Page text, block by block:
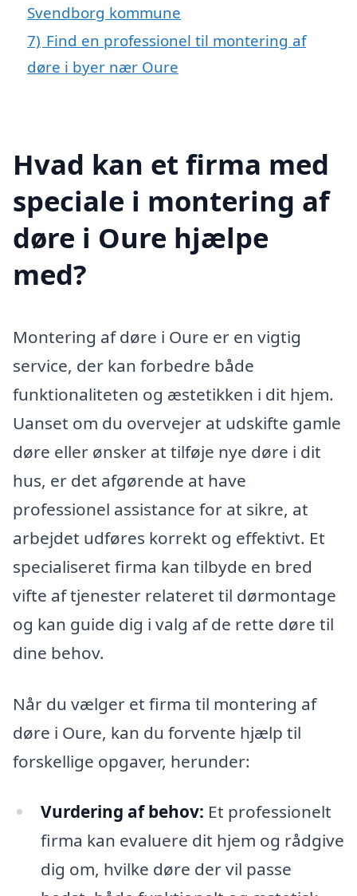
Svendborg kommune
7) Find en professionel til montering af
døre i byer nær Oure
Hvad kan et firma med
speciale i montering af
døre i Oure hjælpe
med?
Montering af døre i Oure er en vigtig
service, der kan forbedre både
funktionaliteten og æstetikken i dit hjem.
Uanset om du overvejer at udskifte gamle
døre eller ønsker at tilføje nye døre i dit
hus, er det afgørende at have
professionel assistance for at sikre, at
arbejdet udføres korrekt og effektivt. Et
specialiseret firma kan tilbyde en bred
vifte af tjenester relateret til dørmontage
og kan guide dig i valg af de rette døre til
dine behov.
Når du vælger et firma til montering af
døre i Oure, kan du forvente hjælp til
forskellige opgaver, herunder:
Vurdering af behov: Et professionelt
firma kan evaluere dit hjem og rådgive
dig om, hvilke døre der vil passe